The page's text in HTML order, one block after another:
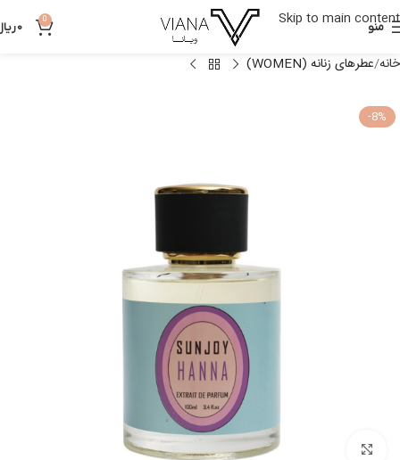
Skip to main content
منو 0
0
خانه عطرهای زنانه (WOMEN)
-8%
بزرگنمایی تصویر